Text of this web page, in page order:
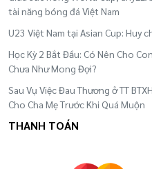
tài năng bóng đá Việt Nam
U23 Việt Nam tại Asian Cup: Huy
Học Kỳ 2 Bắt Đầu: Có Nên Cho
Chưa Như Mong Đợi?
Sau Vụ Việc Đau Thương ở TT
Cho Cha Mẹ Trước Khi Quá Muộn
THANH TOÁN